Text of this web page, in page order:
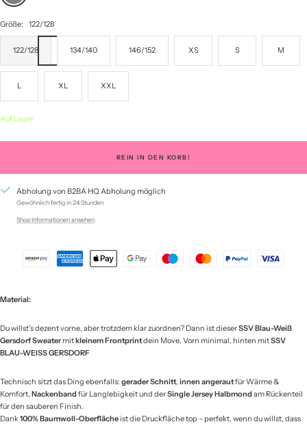
Größe: 122/128
122/128 134/140 146/152 XS S M
L XL XXL
Auf Lager
REIN IN DEN KORB!
Abholung von B2BA HQ Abholung möglich
Gewöhnlich fertig in 24 Stunden
Shop Informationen ansehen
Material:
Du willst’s dezent vorne, aber trotzdem klar zuordnen? Dann ist dieserSSV Blau-Weiß
Gersdorf Sweatermitkleinem Frontprintdein Move. Vorn minimal, hinten mitSSV
BLAU-WEISS GERSDORF
Technisch sitzt das Ding ebenfalls: gerader Schnitt, innen angerautfür Wärme &
Komfort, Nackenband für Langlebigkeit und derSingle Jersey Halbmond am Rückenteil
für den sauberen Finish.
Dank100% Baumwoll-Oberflächeist die Druckfläche top – perfekt, wenn du willst, dass